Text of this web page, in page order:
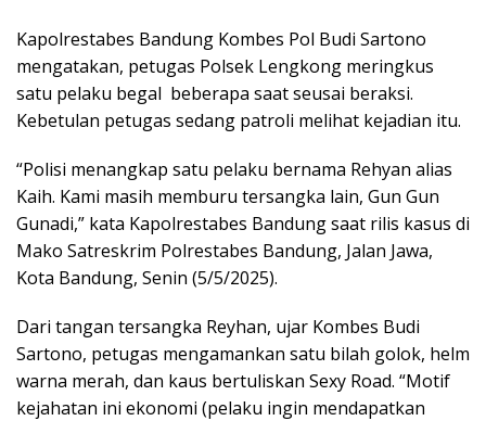
Kapolrestabes Bandung Kombes Pol Budi Sartono
mengatakan, petugas Polsek Lengkong meringkus
satu pelaku begal beberapa saat seusai beraksi.
Kebetulan petugas sedang patroli melihat kejadian itu.
“Polisi menangkap satu pelaku bernama Rehyan alias
Kaih. Kami masih memburu tersangka lain, Gun Gun
Gunadi,” kata Kapolrestabes Bandung saat rilis kasus di
Mako Satreskrim Polrestabes Bandung, Jalan Jawa,
Kota Bandung, Senin (5/5/2025).
Dari tangan tersangka Reyhan, ujar Kombes Budi
Sartono, petugas mengamankan satu bilah golok, helm
warna merah, dan kaus bertuliskan Sexy Road. “Motif
kejahatan ini ekonomi (pelaku ingin mendapatkan